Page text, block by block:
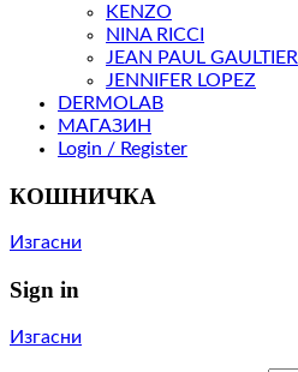
KENZO
NINA RICCI
JEAN PAUL GAULTIER
JENNIFER LOPEZ
DERMOLAB
МАГАЗИН
Login / Register
КОШНИЧКА
Изгасни
Sign in
Изгасни